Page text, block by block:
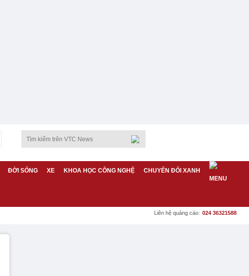
ĐỜI SỐNG XE KHOA HỌC CÔNG NGHỆ CHUYỂN ĐỔI XANH
Liên hệ quảng cáo: 024 36321588